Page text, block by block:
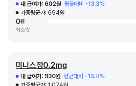
내 급여가: 602원 평균대비 -13.3%
가중평균가: 694원
0원
최소값
미니스정0.2mg
내 급여가: 930원 평균대비 -13.4%